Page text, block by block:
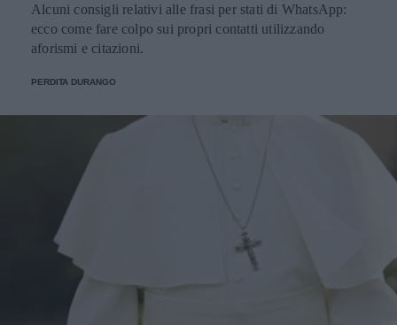
Alcuni consigli relativi alle frasi per stati di WhatsApp:
ecco come fare colpo sui propri contatti utilizzando
aforismi e citazioni.
PERDITA DURANGO